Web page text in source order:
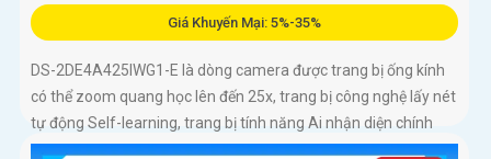
Giá Khuyến Mại: 5%-35%
DS-2DE4A425IWG1-E là dòng camera được trang bị ống kính
có thể zoom quang học lên đến 25x, trang bị công nghệ lấy nét
tự động Self-learning, trang bị tính năng Ai nhận diện chính
xác tích hợp AcuSearch khi kết hợp chung với đầu ghi hình,